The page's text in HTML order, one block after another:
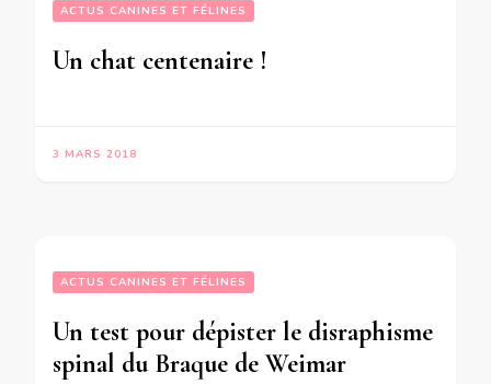
ACTUS CANINES ET FÉLINES
Un chat centenaire !
3 MARS 2018
ACTUS CANINES ET FÉLINES
Un test pour dépister le disraphisme
spinal du Braque de Weimar